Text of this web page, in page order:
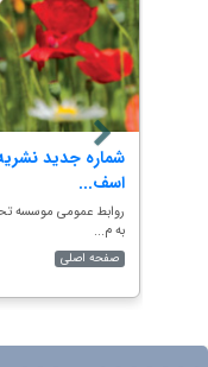
شماره‌ جدید
اسف...
روابط عمومی موسسه
به م...
صفحه اصلی